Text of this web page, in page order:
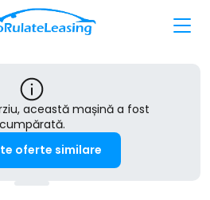
această mașină a fost
cumpărată.
oferte similare